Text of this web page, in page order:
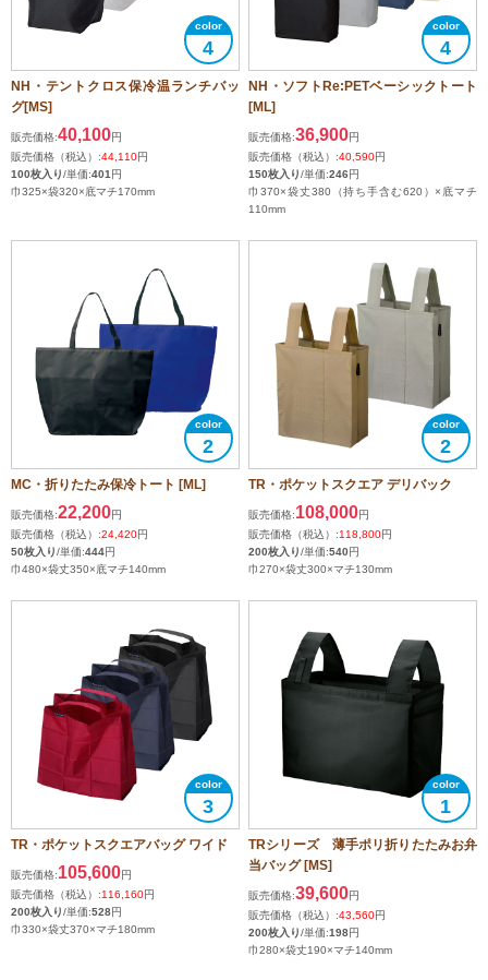
4
NH・テントクロス保冷温ランチバッ
グ[MS]
販売価格:40,100円
販売価格（税込）:44,110円
100枚入り/単価:401円
巾325×袋320×底マチ170mm
4
NH・ソフトRe:PETベーシックトート
[ML]
販売価格:36,900円
販売価格（税込）:40,590円
150枚入り/単価:246円
巾370×袋丈380（持ち手含む620）×底マチ
110mm
2
MC・折りたたみ保冷トート [ML]
販売価格:22,200円
販売価格（税込）:24,420円
50枚入り/単価:444円
巾480×袋丈350×底マチ140mm
2
TR・ポケットスクエア デリバック
販売価格:108,000円
販売価格（税込）:118,800円
200枚入り/単価:540円
巾270×袋丈300×マチ130mm
3
TR・ポケットスクエアバッグ ワイド
販売価格:105,600円
販売価格（税込）:116,160円
200枚入り/単価:528円
巾330×袋丈370×マチ180mm
1
TRシリーズ 薄手ポリ折りたたみお弁
当バッグ [MS]
販売価格:39,600円
販売価格（税込）:43,560円
200枚入り/単価:198円
巾280×袋丈190×マチ140mm